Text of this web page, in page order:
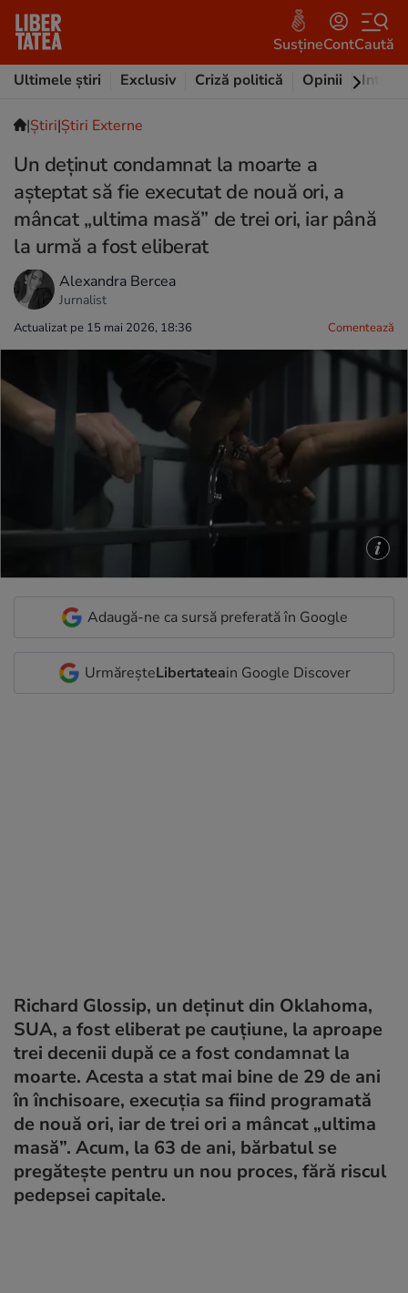
SusțineContCaută
Ultimele știri
Exclusiv Criză politică Opinii
|Ştiri|Știri Externe
Un deținut condamnat la moarte a
așteptat să fie executat de nouă ori, a
mâncat „ultima masă” de trei ori, iar până
la urmă a fost eliberat
Alexandra Bercea
Jurnalist
Actualizat pe 15 mai 2026, 18:36 Comentează
Adaugă-ne ca sursă preferată în Google
UrmăreșteLibertateain Google Discover
Richard Glossip, un deținut din Oklahoma,
SUA, a fost eliberat pe cauțiune, la aproape
trei decenii după ce a fost condamnat la
moarte. Acesta a stat mai bine de 29 de ani
în închisoare, execuția sa fiind programată
de nouă ori, iar de trei ori a mâncat „ultima
masă”. Acum, la 63 de ani, bărbatul se
pregătește pentru un nou proces, fără riscul
pedepsei capitale.